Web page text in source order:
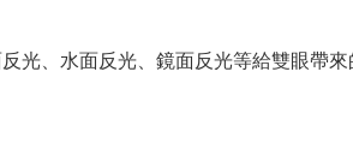
、水面反光、鏡面反光等給雙眼帶